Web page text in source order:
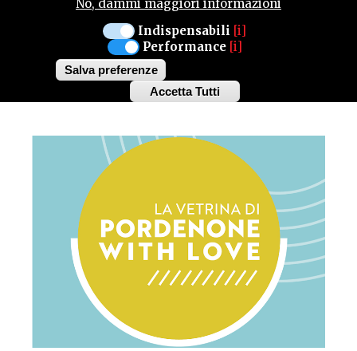
No, dammi maggiori informazioni
Indispensabili [i]
Performance [i]
Salva preferenze
Accetta Tutti
Withdraw
LA VETRINA DI
PORDENONE WITH
LOVE